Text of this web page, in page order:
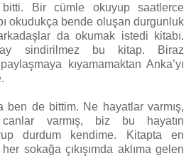
Bir cümle okuyup saatlerce
okudukça bende oluşan durgunluk
da okumak istedi kitabı.
sindirilmez bu kitap. Biraz
kıyamamaktan Anka’yı
ben de bittim. Ne hayatlar varmış,
varmış, biz bu hayatın
durdum kendime. Kitapta en
sokağa çıkışımda aklıma gelen